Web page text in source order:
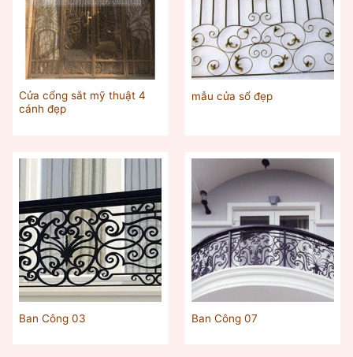
Cửa cổng sắt mỹ thuật 4
cánh đẹp
mẫu cửa sổ đẹp
Ban Công 03 Ban Công 07